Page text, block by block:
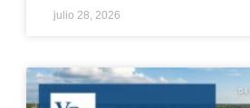
julio 28, 2026